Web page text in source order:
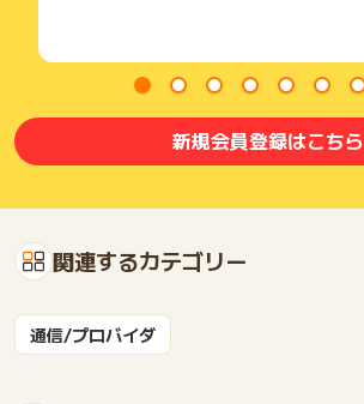
新規会員登録はこちら
関連するカテゴリー
通信/プロバイダ